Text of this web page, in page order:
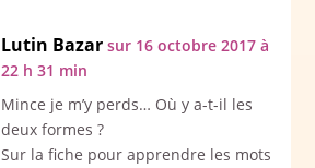
Lutin Bazar sur 16 octobre 2017 à
22 h 31 min
Mince je m’y perds… Où y a-t-il les
deux formes ?
Sur la fiche pour apprendre les mots